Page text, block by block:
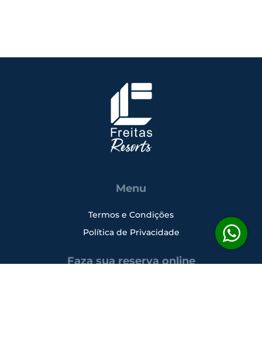
Menu
Termos e Condições
Política de Privacidade
Faza sua reserva online